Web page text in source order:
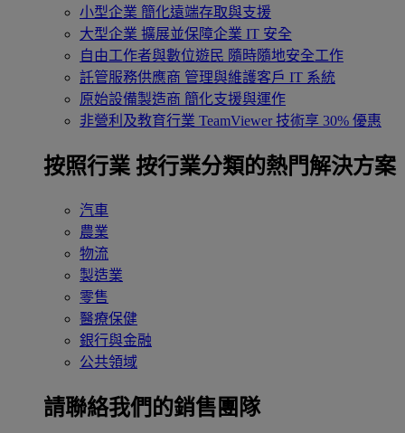
小型企業 簡化遠端存取與支援
大型企業 擴展並保障企業 IT 安全
自由工作者與數位遊民 隨時隨地安全工作
託管服務供應商 管理與維護客戶 IT 系統
原始設備製造商 簡化支援與運作
非營利及教育行業 TeamViewer 技術享 30% 優惠
按照行業 按行業分類的熱門解決方案
汽車
農業
物流
製造業
零售
醫療保健
銀行與金融
公共領域
請聯絡我們的銷售團隊